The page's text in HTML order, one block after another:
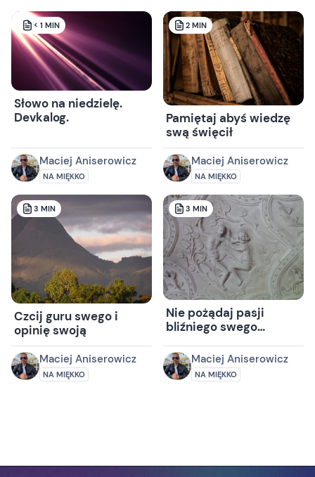
< 1 MIN
Słowo na niedzielę.
Devkalog.
Maciej Aniserowicz
NA MIĘKKO
2 MIN
Pamiętaj abyś wiedzę
swą święcił
Maciej Aniserowicz
NA MIĘKKO
3 MIN
Czcij guru swego i
opinię swoją
Maciej Aniserowicz
NA MIĘKKO
3 MIN
Nie pożądaj pasji
bliźniego swego…
Maciej Aniserowicz
NA MIĘKKO